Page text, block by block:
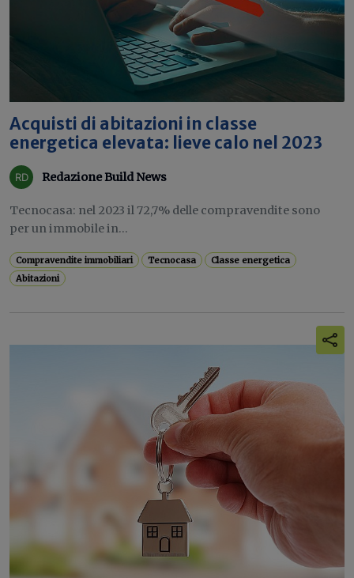
Acquisti di abitazioni in classe
energetica elevata: lieve calo nel 2023
Redazione Build News
Tecnocasa: nel 2023 il 72,7% delle compravendite sono
per un immobile in...
Compravendite immobiliari Tecnocasa
Classe energetica
Abitazioni